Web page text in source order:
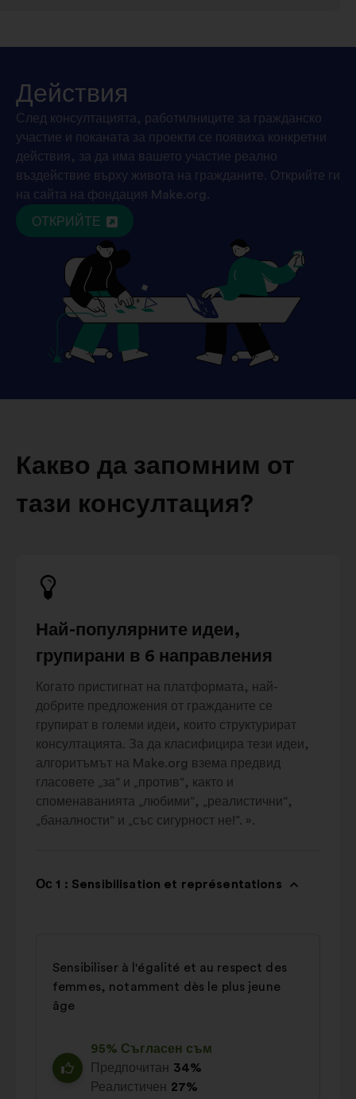
Действия
След консултацията, работилниците за гражданско
участие и поканата за проекти се появиха конкретни
действия, за да има вашето участие реално
въздействие върху живота на гражданите. Открийте ги
на сайта на фондация Make.org.
ОТКРИЙТЕ
Какво да запомним от
тази консултация?
Най-популярните идеи,
групирани в 6 направления
Когато пристигнат на платформата, най-
добрите предложения от гражданите се
групират в големи идеи, които структурират
консултацията. За да класифицира тези идеи,
алгоритъмът на Make.org взема предвид
гласовете „за“ и „против“, както и
споменаванията „любими“, „реалистични“,
„баналности“ и „със сигурност не!”. ».
Ос 1 : Sensibilisation et représentations
Sensibiliser à l'égalité et au respect des
femmes, notamment dès le plus jeune
âge
95% Съгласен съм
Предпочитан 34%
Реалистичен 27%